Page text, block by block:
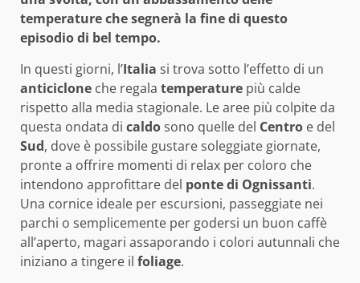
temperature che segnerà la fine di questo
episodio di bel tempo.
In questi giorni, l’Italia si trova sotto l’effetto di un
anticiclone che regala temperature più calde
rispetto alla media stagionale. Le aree più colpite da
questa ondata di caldosono quelle del Centro e del
Sud, dove è possibile gustare soleggiate giornate,
pronte a offrire momenti di relax per coloro che
intendono approfittare del ponte di Ognissanti.
Una cornice ideale per escursioni, passeggiate nei
parchi o semplicemente per godersi un buon caffè
all’aperto, magari assaporando i colori autunnali che
iniziano a tingere il foliage.